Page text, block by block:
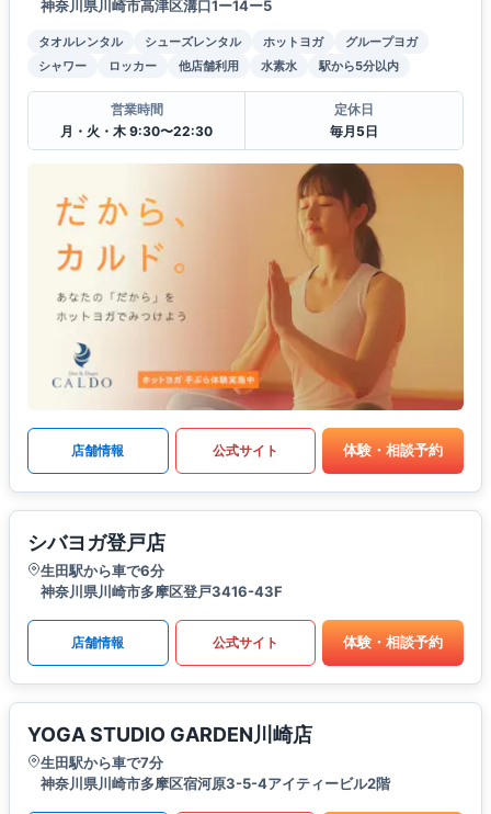
神奈川県川崎市高津区溝口1ー14ー5
タオルレンタル シューズレンタル ホットヨガ
グループヨガ
シャワー
ロッカー 他店舗利用 水素水 駅から5分以内
営業時間
月・火・木 9:30〜22:30
定休日
毎月5日
店舗情報 公式サイト 体験・相談予約
シバヨガ登戸店
生田駅から車で6分
神奈川県川崎市多摩区登戸3416-43F
店舗情報 公式サイト 体験・相談予約
YOGA STUDIO GARDEN川崎店
生田駅から車で7分
神奈川県川崎市多摩区宿河原3-5-4アイティービル2階